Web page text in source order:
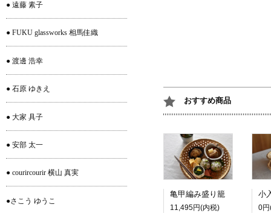
おすすめ商品
亀甲編み盛り籠
11,495円(内税) 0
● 遠藤 素子
● FUKU glassworks 相馬佳織
● 渡邊 浩幸
● 石原 ゆきえ
● 大家 具子
● 安部 太一
● courircourir 横山 真実
●さこう ゆうこ